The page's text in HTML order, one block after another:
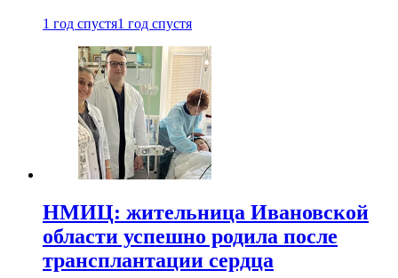
1 год спустя1 год спустя
НМИЦ: жительница Ивановской
области успешно родила после
трансплантации сердца